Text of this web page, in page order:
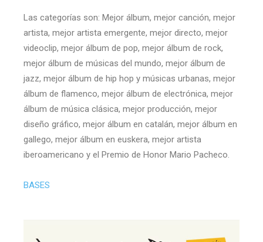
Las categorías son: Mejor álbum, mejor canción, mejor
artista, mejor artista emergente, mejor directo, mejor
videoclip, mejor álbum de pop, mejor álbum de rock,
mejor álbum de músicas del mundo, mejor álbum de
jazz, mejor álbum de hip hop y músicas urbanas, mejor
álbum de flamenco, mejor álbum de electrónica, mejor
álbum de música clásica, mejor producción, mejor
diseño gráfico, mejor álbum en catalán, mejor álbum en
gallego, mejor álbum en euskera, mejor artista
iberoamericano y el Premio de Honor Mario Pacheco.
BASES